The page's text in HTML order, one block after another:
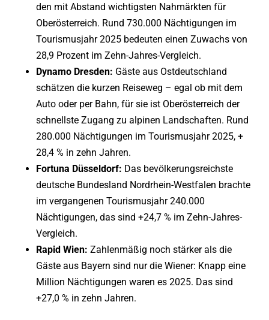
den mit Abstand wichtigsten Nahmärkten für
Oberösterreich. Rund 730.000 Nächtigungen im
Tourismusjahr 2025 bedeuten einen Zuwachs von
28,9 Prozent im Zehn-Jahres-Vergleich.
Dynamo Dresden: Gäste aus Ostdeutschland
schätzen die kurzen Reiseweg – egal ob mit dem
Auto oder per Bahn, für sie ist Oberösterreich der
schnellste Zugang zu alpinen Landschaften. Rund
280.000 Nächtigungen im Tourismusjahr 2025, +
28,4 % in zehn Jahren.
Fortuna Düsseldorf: Das bevölkerungsreichste
deutsche Bundesland Nordrhein-Westfalen brachte
im vergangenen Tourismusjahr 240.000
Nächtigungen, das sind +24,7 % im Zehn-Jahres-
Vergleich.
Rapid Wien: Zahlenmäßig noch stärker als die
Gäste aus Bayern sind nur die Wiener: Knapp eine
Million Nächtigungen waren es 2025. Das sind
+27,0 % in zehn Jahren.